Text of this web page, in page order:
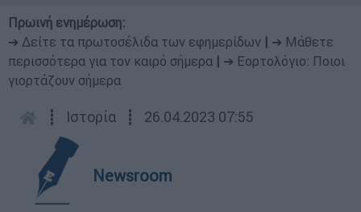
Πρωινή ενημέρωση:
➔ Δείτε τα πρωτοσέλιδα των εφημερίδων
➔ Μάθετε
περισσότερα για τον καιρό σήμερα
➔ Εορτολόγιο: Ποιοι
γιορτάζουν σήμερα
┋ Ιστορία ┋ 26.04.2023 07:55
Newsroom